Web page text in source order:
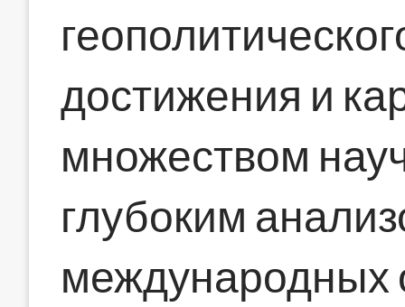
достижения и
множеством
глубоким
международных